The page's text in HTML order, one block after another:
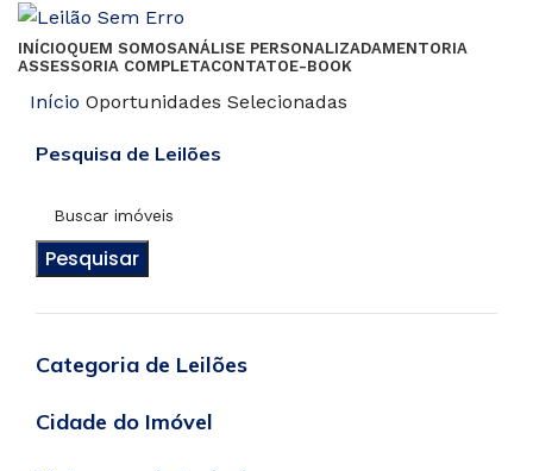
INÍCIOQUEM SOMOSANÁLISE PERSONALIZADAMENTORIA
ASSESSORIA COMPLETACONTATOE-BOOK
Início Oportunidades Selecionadas
Pesquisa de Leilões
Pesquisar
Categoria de Leilões
Cidade do Imóvel